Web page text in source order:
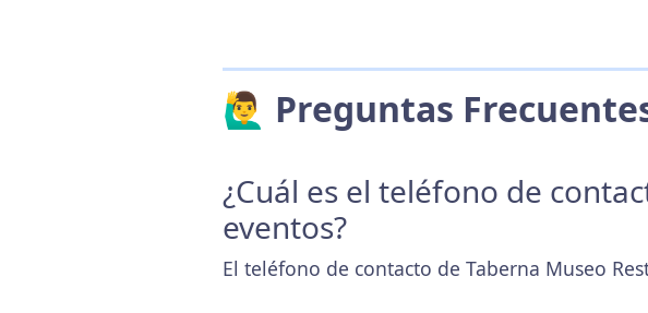
🙋‍♂️ Preguntas
¿Cuál es el teléfono de
eventos?
El teléfono de contacto de Taberna Museo